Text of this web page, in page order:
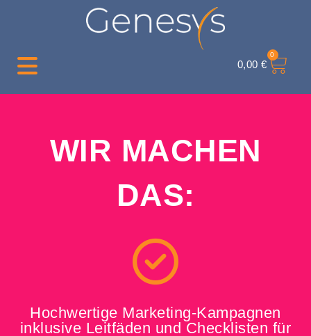
0,00 €
0
WIR MACHEN
DAS:
Hochwertige Marketing-Kampagnen
inklusive Leitfäden und Checklisten für